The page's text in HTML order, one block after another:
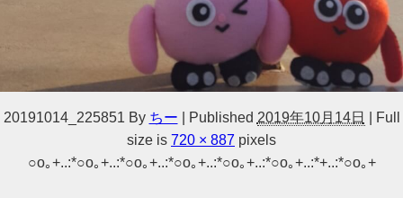
20191014_225851 By ちー Published 2019年10月14日
Full
size is 720 × 887 pixels
○o｡+..:*○o｡+..:*○o｡+..:*○o｡+..:*○o｡+..:*○o｡+..:*+..:*○o｡+